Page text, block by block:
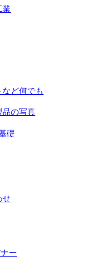
ど何でも
礎
せ